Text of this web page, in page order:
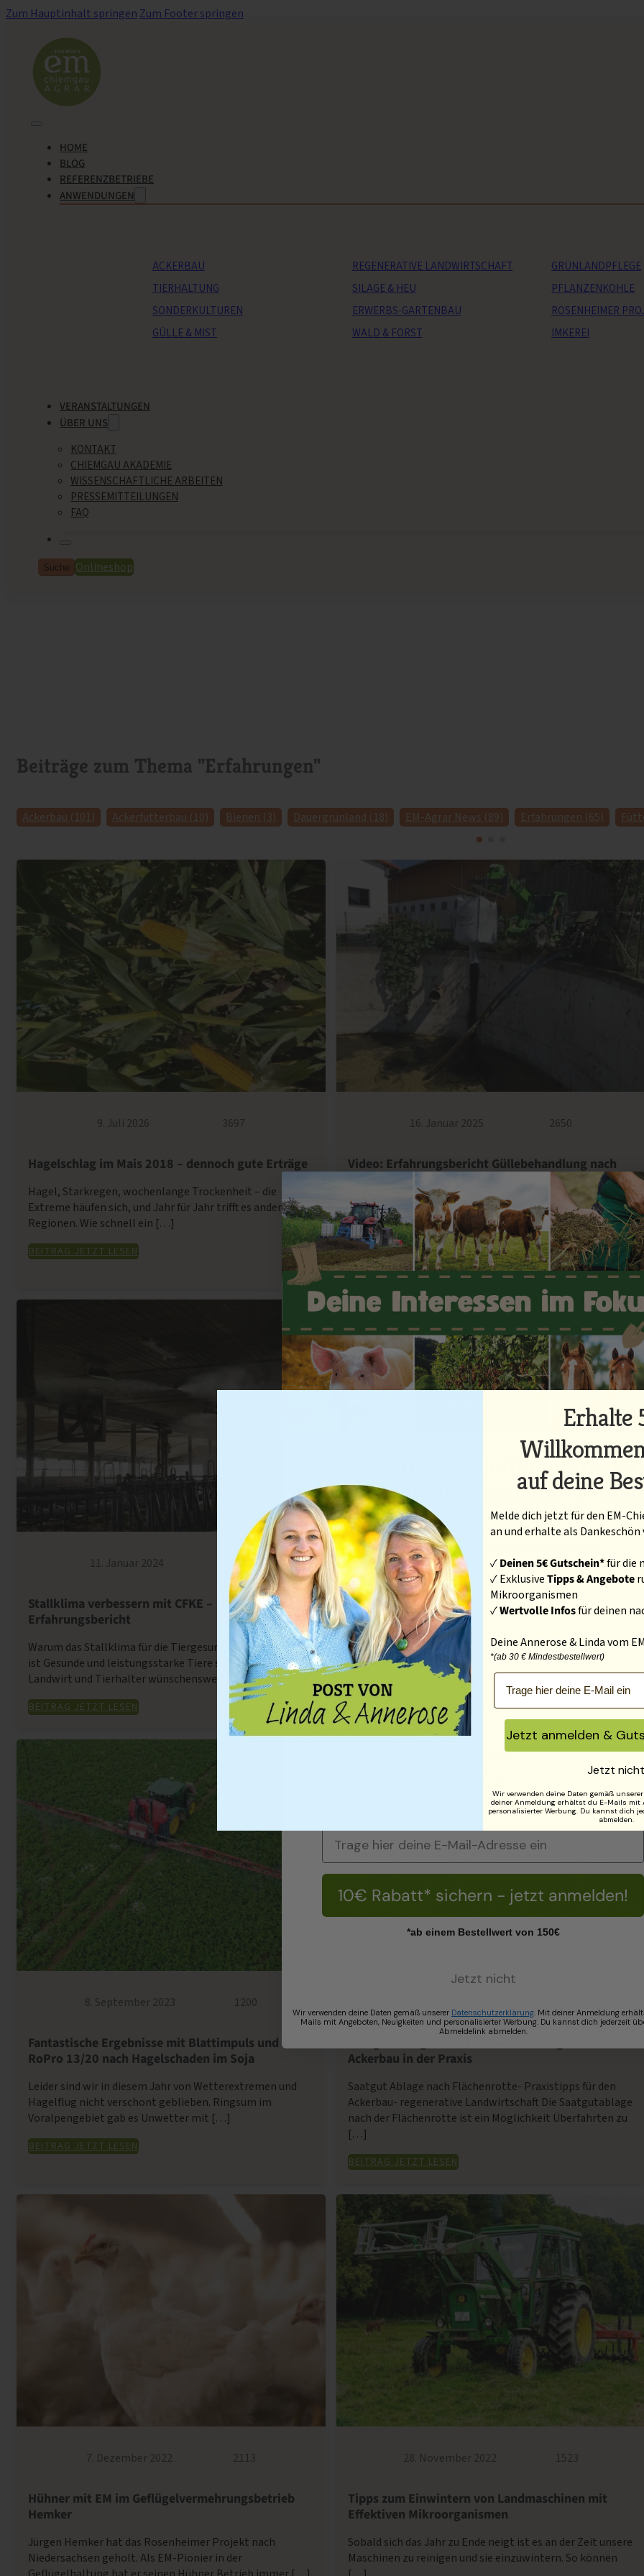
Zum Hauptinhalt springen Zum Footer springen
HOME
BLOG
REFERENZBETRIEBE
ANWENDUNGEN
ACKERBAU REGENERATIVE LANDWIRTSCHAFT GRÜNLANDPFLEGE
TIERHALTUNG
SILAGE & HEU PFLANZENKOHLE
SONDERKULTUREN
ERWERBS-GARTENBAU ROSENHEIMER
GÜLLE & MIST
WALD & FORST IMKEREI
VERANSTALTUNGEN
ÜBER UNS
KONTAKT
CHIEMGAU AKADEMIE
WISSENSCHAFTLICHE ARBEITEN
PRESSEMITTEILUNGEN
FAQ
Suche Onlineshop
Beiträge zum Thema "Erfahrungen"
Ackerbau (101) Ackerfutterbau (10) Bienen (3) Dauergrünland (18) EM-Agrar News (89) Erfahrungen (65)
9. Juli 2026 3697
Hagelschlag im Mais 2018 – dennoch gute Erträge
Hagel, Starkregen, wochenlange Trockenheit – die
Extreme häufen sich, und Jahr für Jahr trifft es andere
Regionen. Wie schnell ein […]
BEITRAG JETZT LESEN
16. Januar 2025 2650
Video: Erfahrungsbericht Güllebehandlung nach
dem Rosenheimer Projekt
Gülleaufbereitung nach dem Rosenheimer Projekt hat
eine lange Tradition und bringt diverse Vorteile mit sich.
Besonders die starke Reduktion der […]
BEITRAG JETZT LESEN
11. Januar 2024 2259
Stallklima verbessern mit CFKE –
Erfahrungsbericht
Warum das Stallklima für die Tiergesundheit entscheidend
ist Gesunde und leistungsstarke Tiere sind für jeden
Landwirt und Tierhalter wünschenswert. Ein […]
BEITRAG JETZT LESEN
29. November 2023 1906
Borkenkäfer reduzieren mit EM
Die Schäden in den Wäldern durch den Borkenkäfer
nehmen immer mehr zu. Offizielle Berater und
Wissenschaftler schieben der Klimakrise das […]
BEITRAG JETZT LESEN
8. September 2023 1200
Fantastische Ergebnisse mit Blattimpuls und
RoPro 13/20 nach Hagelschaden im Soja
Leider sind wir in diesem Jahr von Wetterextremen und
Hagelflug nicht verschont geblieben. Ringsum im
Voralpengebiet gab es Unwetter mit […]
BEITRAG JETZT LESEN
Ackerbau in der Praxis
Saatgut Ablage nach Flächenrotte- Praxistipps für den
Ackerbau- regenerative Landwirtschaft Die Saatgutablage
nach der Flächenrotte ist ein Möglichkeit Überfahrten zu
[…]
BEITRAG JETZT LESEN
7. Dezember 2022 2113
Hühner mit EM im Geflügel­vermehrungs­betrieb
Hemker
Jürgen Hemker hat das Rosenheimer Projekt nach
Niedersachsen geholt. Als EM-Pionier in der
28. November 2022 1523
Tipps zum Einwintern von Landmaschinen mit
Effektiven Mikroorganismen
Sobald sich das Jahr zu Ende neigt ist es an der Zeit unsere
Maschinen zu reinigen und sie einzuwintern. So können
Jetzt zum Newsletter anmelden
und10€ Rabatt-Gutschein*
Erhalte regelmäßig praxisnahe Tipps für deinen Betrieb, Infos
neuen Produkten und exklusiven Angebote!
Was sind deine Interessen?
Ackerbau
Rinder
Geflügel
Schweine
Pensionspferde
Weinbau
Sonderkulturen
10€ Rabatt* sichern - jetzt anmelden!
*ab einem Bestellwert von 150€
Jetzt nicht
Wir verwenden deine Daten gemäß unserer Datenschutzerklärung. Mit deiner Anmeldung
Mails mit Angeboten, Neuigkeiten und personalisierter Werbung. Du kannst dich jederzeit
Abmeldelink abmelden.
Erhalte
auf deine
Melde dich jetzt für den EM-
an und erhalte als Dankeschön
✓Deinen 5€ Gutschein*für die
✓ ExklusiveTipps & Angebote
Mikroorganismen
✓Wertvolle Infosfür deinen
Deine Annerose & Linda vom
*(ab 30 € Mindestbestellwert)
E-Mail-Adresse
Jetzt anmelden &
Jetzt nicht
Wir verwenden deine Daten gemäß unserer
deiner Anmeldung erhältst du E-Mails mit
personalisierter Werbung. Du kannst dich
abmelden.